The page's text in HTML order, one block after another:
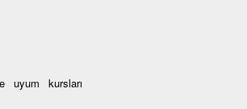
uyum kursları